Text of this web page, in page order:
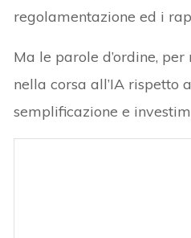
regolamentazione ed i
Ma le parole d’ordine,
nella corsa all’IA rispetto
semplificazione e